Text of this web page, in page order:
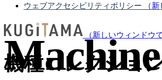
ウェブアクセシビリティポリシー
（
（新しいウィンドウ
機種コレクショ